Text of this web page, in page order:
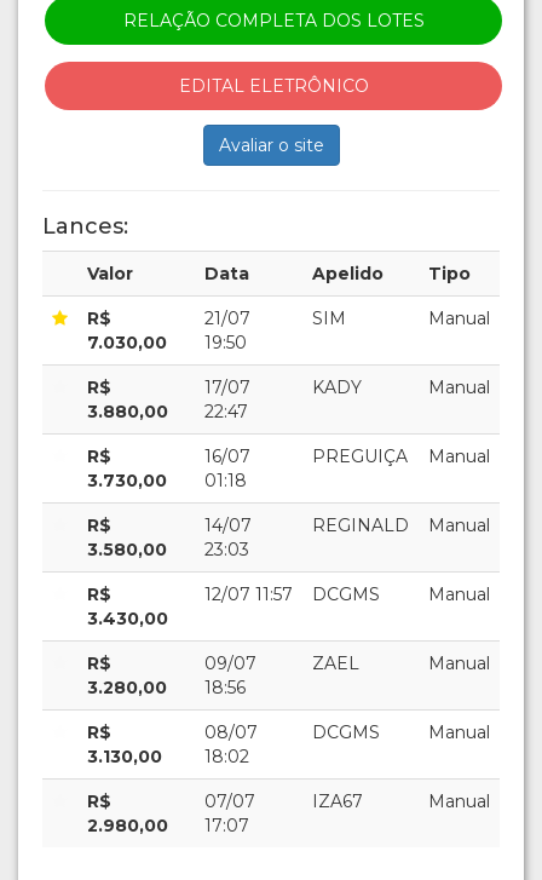
RELAÇÃO COMPLETA DOS LOTES
EDITAL ELETRÔNICO
Avaliar o site
Lances:
Valor Data Apelido Tipo
R$
7.030,00
21/07
19:50
SIM Manual
R$
3.880,00
17/07
22:47
KADY Manual
R$
3.730,00
16/07
01:18
PREGUIÇA Manual
R$
3.580,00
14/07
23:03
REGINALD Manual
R$
3.430,00
12/07 11:57 DCGMS Manual
R$
3.280,00
09/07
18:56
ZAEL Manual
R$
3.130,00
08/07
18:02
DCGMS Manual
R$
2.980,00
07/07
17:07
IZA67 Manual